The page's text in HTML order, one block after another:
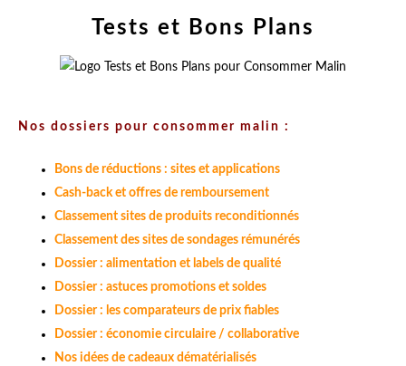
Tests et Bons Plans
Nos dossiers pour consommer malin :
Bons de réductions : sites et applications
Cash-back et offres de remboursement
Classement sites de produits reconditionnés
Classement des sites de sondages rémunérés
Dossier : alimentation et labels de qualité
Dossier : astuces promotions et soldes
Dossier : les comparateurs de prix fiables
Dossier : économie circulaire / collaborative
Nos idées de cadeaux dématérialisés